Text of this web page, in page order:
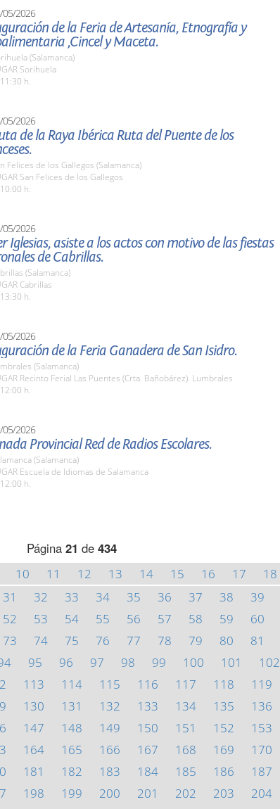
05/2026
de la Feria de Artesanía, Etnografía y
,Cincel y Maceta.
(Salamanca)
Sorihuela
h.
05/2026
de la Raya Ibérica Ruta del Puente de los
Felices de los Gallegos (Salamanca)
San Felices de los Gallegos
h.
05/2026
Iglesias, asiste a los actos con motivo de las fiestas
de Cabrillas.
(Salamanca)
Cabrillas
h.
05/2026
de la Feria Ganadera de San Isidro.
(Salamanca)
Recinto Ferial Las Puentes (Crta. Bañobárez). Lumbrales
h.
05/2026
Provincial Red de Radios Escolares.
(Salamanca)
Escuela de Idiomas de Salamanca
h.
Página 21 de 434
10 11 12 13 14 15 16 17 18
31 32 33 34 35 36 37 38 39
52 53 54 55 56 57 58 59 60
73 74 75 76 77 78 79 80 81
95 96 97 98 99 100 101 102
113 114 115 116 117 118 119
130 131 132 133 134 135 136
147 148 149 150 151 152 153
164 165 166 167 168 169 170
181 182 183 184 185 186 187
198 199 200 201 202 203 204